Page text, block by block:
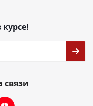
курсе!
связи